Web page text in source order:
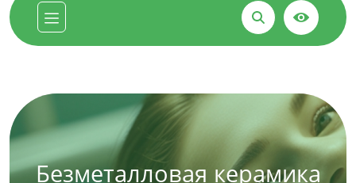
Безметалловая керамика